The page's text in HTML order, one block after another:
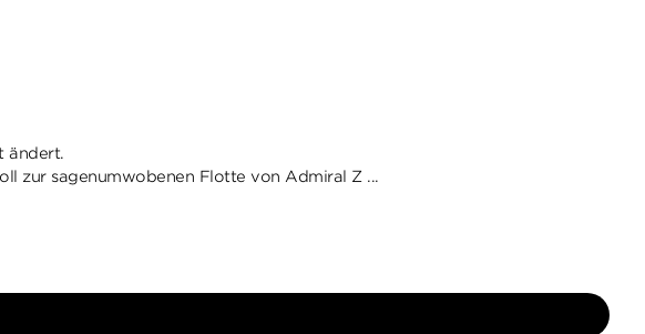
ändert.
zur sagenumwobenen Flotte von Admiral Z ...